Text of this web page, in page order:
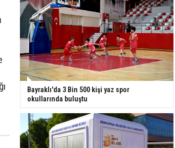
Bayraklı'da 3 Bin 500 kişi yaz spor
okullarında buluştu